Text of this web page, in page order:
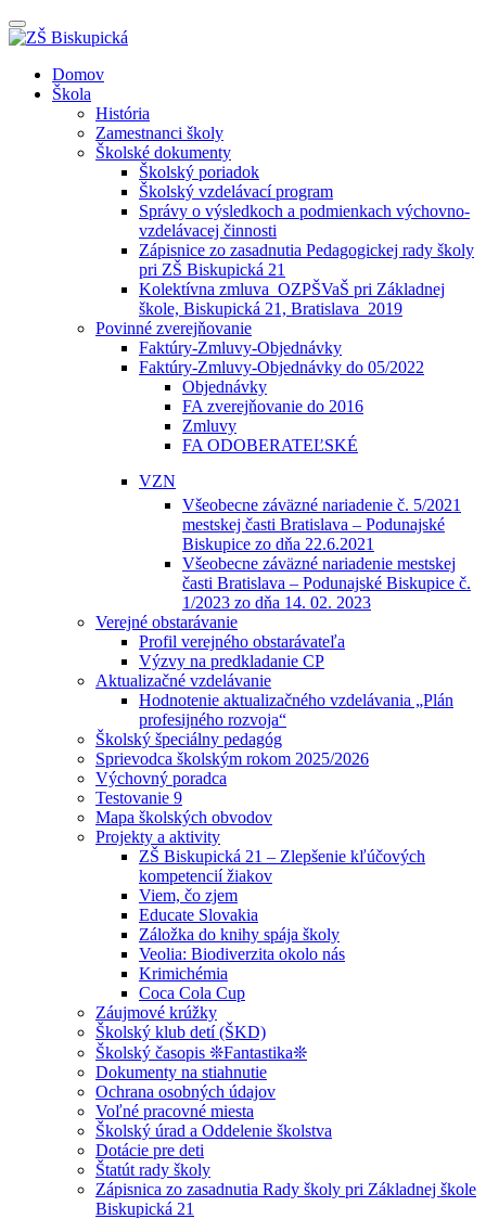
Prepínateľná
navigácia
Prejsť
Domov
Škola
História
Zamestnanci školy
Školské dokumenty
Školský poriadok
Školský vzdelávací program
Správy o výsledkoch a podmienkach výchovno-
vzdelávacej činnosti
Zápisnice zo zasadnutia Pedagogickej rady školy
pri ZŠ Biskupická 21
Kolektívna zmluva_OZPŠVaŠ pri Základnej
škole, Biskupická 21, Bratislava_2019
Povinné zverejňovanie
Faktúry-Zmluvy-Objednávky
Faktúry-Zmluvy-Objednávky do 05/2022
Objednávky
FA zverejňovanie do 2016
Zmluvy
FA ODOBERATEĽSKÉ
VZN
Všeobecne záväzné nariadenie č. 5/2021
mestskej časti Bratislava – Podunajské
Biskupice zo dňa 22.6.2021
Všeobecne záväzné nariadenie mestskej
časti Bratislava – Podunajské Biskupice č.
1/2023 zo dňa 14. 02. 2023
Verejné obstarávanie
Profil verejného obstarávateľa
Výzvy na predkladanie CP
Aktualizačné vzdelávanie
Hodnotenie aktualizačného vzdelávania „Plán
profesijného rozvoja“
Školský špeciálny pedagóg
Sprievodca školským rokom 2025/2026
Výchovný poradca
Testovanie 9
Mapa školských obvodov
Projekty a aktivity
ZŠ Biskupická 21 – Zlepšenie kľúčových
kompetencií žiakov
Viem, čo zjem
Educate Slovakia
Záložka do knihy spája školy
Veolia: Biodiverzita okolo nás
Krimichémia
Coca Cola Cup
Záujmové krúžky
Školský klub detí (ŠKD)
Školský časopis ❊Fantastika❊
Dokumenty na stiahnutie
Ochrana osobných údajov
Voľné pracovné miesta
Školský úrad a Oddelenie školstva
Dotácie pre deti
Štatút rady školy
Zápisnica zo zasadnutia Rady školy pri Základnej škole
Biskupická 21